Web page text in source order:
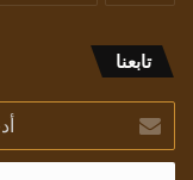
تابعنا
بريدك
الإلكتروني